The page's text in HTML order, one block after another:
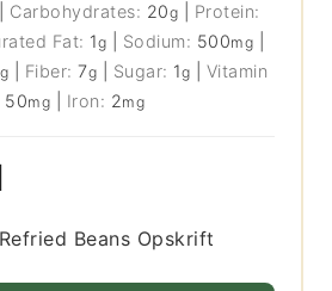
Carbohydrates: 20g
Protein:
Fat: 1g Sodium: 500mg
Fiber:7g Sugar: 1g
Vitamin
50mg Iron: 2mg
Beans Opskrift